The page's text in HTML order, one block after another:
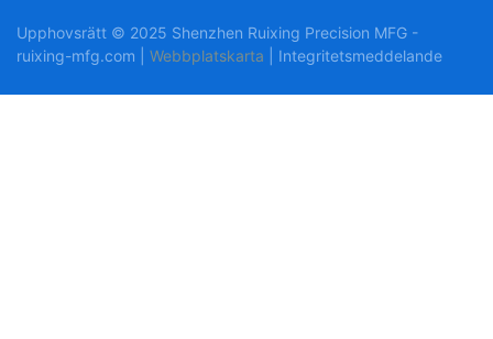
Upphovsrätt © 2025 Shenzhen Ruixing Precision MFG -
ruixing-mfg.com | Webbplatskarta Integritetsmeddelande